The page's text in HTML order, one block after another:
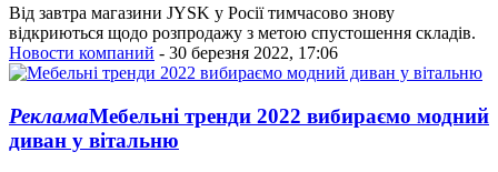
Від завтра магазини JYSK у Росії тимчасово знову
відкриються щодо розпродажу з метою спустошення складів.
Новости компаний - 30 березня 2022, 17:06
РекламаМебельні тренди 2022 вибираємо модний
диван у вітальню